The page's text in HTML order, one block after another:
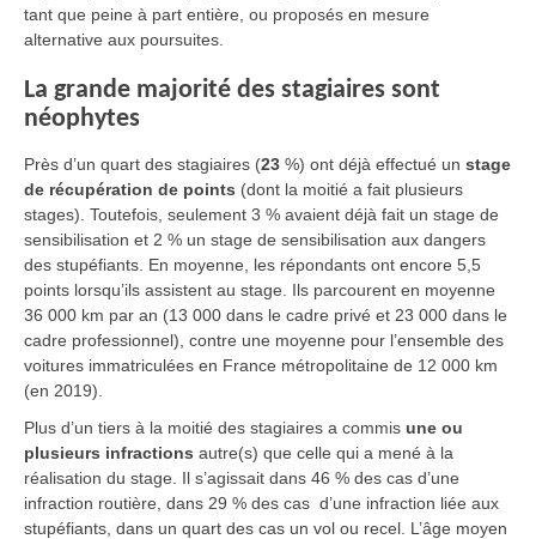
tant que peine à part entière, ou proposés en mesure
alternative aux poursuites.
La grande majorité des stagiaires sont
néophytes
Près d’un quart des stagiaires (23 %) ont déjà effectué un stage
de récupération de points (dont la moitié a fait plusieurs
stages). Toutefois, seulement 3 % avaient déjà fait un stage de
sensibilisation et 2 % un stage de sensibilisation aux dangers
des stupéfiants. En moyenne, les répondants ont encore 5,5
points lorsqu’ils assistent au stage. Ils parcourent en moyenne
36 000 km par an (13 000 dans le cadre privé et 23 000 dans le
cadre professionnel), contre une moyenne pour l’ensemble des
voitures immatriculées en France métropolitaine de 12 000 km
(en 2019).
Plus d’un tiers à la moitié des stagiaires a commis une ou
plusieurs infractions autre(s) que celle qui a mené à la
réalisation du stage. Il s’agissait dans 46 % des cas d’une
infraction routière, dans 29 % des cas d’une infraction liée aux
stupéfiants, dans un quart des cas un vol ou recel. L’âge moyen